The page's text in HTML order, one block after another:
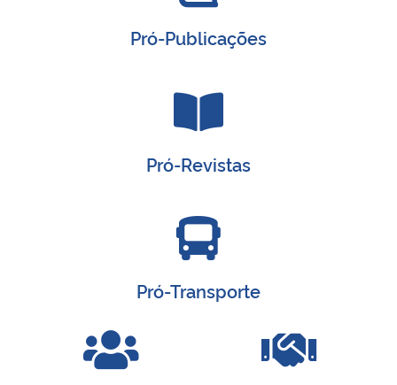
Pró-Publicações
Pró-Revistas
Pró-Transporte